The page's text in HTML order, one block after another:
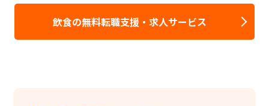
飲食の無料転職支援・求人サービス